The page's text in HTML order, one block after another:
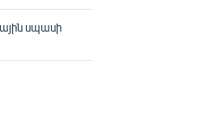
սպասի